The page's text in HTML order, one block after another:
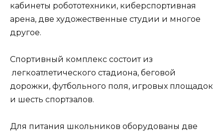
кабинеты робототехники, киберспортивная
арена, две художественные студии и многое
другое.
Спортивный комплекс состоит из
легкоатлетического стадиона, беговой
дорожки, футбольного поля, игровых площадок
и шесть спортзалов.
Для питания школьников оборудованы две